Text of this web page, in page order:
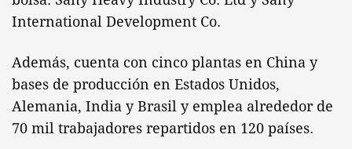
International Development Co.
Además, cuenta con cinco plantas en China y
bases de producción en Estados Unidos,
Alemania, India y Brasil y emplea alrededor de
70 mil trabajadores repartidos en 120 países.